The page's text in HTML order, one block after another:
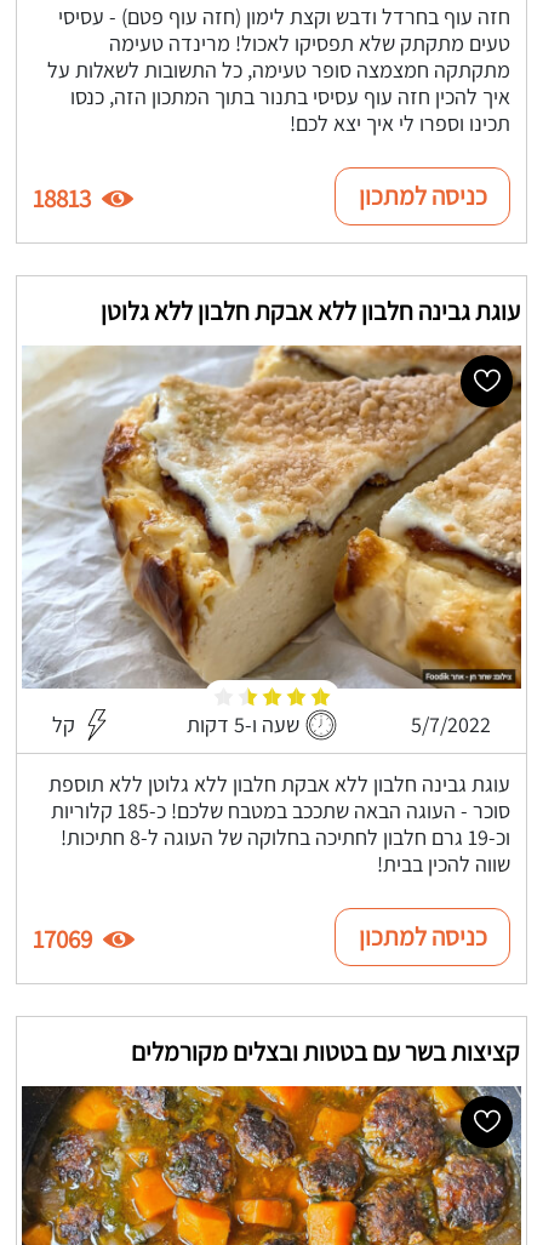
חזה עוף בחרדל ודבש וקצת לימון (חזה עוף פטם) - עסיסי
טעים מתקתק שלא תפסיקו לאכול! מרינדה טעימה
מתקתקה חמצמצה סופר טעימה, כל התשובות לשאלות על
איך להכין חזה עוף עסיסי בתנור בתוך המתכון הזה, כנסו
תכינו וספרו לי איך יצא לכם!
כניסה למתכון 18813
עוגת גבינה חלבון ללא אבקת חלבון ללא גלוטן
5/7/2022 שעה ו-5 דקות קל
עוגת גבינה חלבון ללא אבקת חלבון ללא גלוטן ללא תוספת
סוכר - העוגה הבאה שתככב במטבח שלכם! כ-185 קלוריות
וכ-19 גרם חלבון לחתיכה בחלוקה של העוגה ל-8 חתיכות!
שווה להכין בבית!
כניסה למתכון 17069
קציצות בשר עם בטטות ובצלים מקורמלים